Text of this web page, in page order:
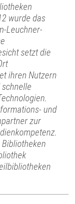
wurde das
Leuchner-
setzt die
ihren Nutzern
und
zur